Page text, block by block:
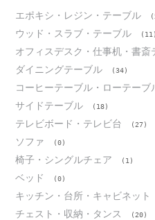
エポキシ・レジン・テーブル
ウッド・スラブ・テーブル (11)
オフィスデスク・仕事机・書斎
ダイニングテーブル (34)
コーヒーテーブル・ローテーブ
サイドテーブル (18)
テレビボード・テレビ台 (27)
ソファ (0)
椅子・シングルチェア (1)
ベッド (0)
キッチン・台所・キャビネット
チェスト・収納・タンス (20)